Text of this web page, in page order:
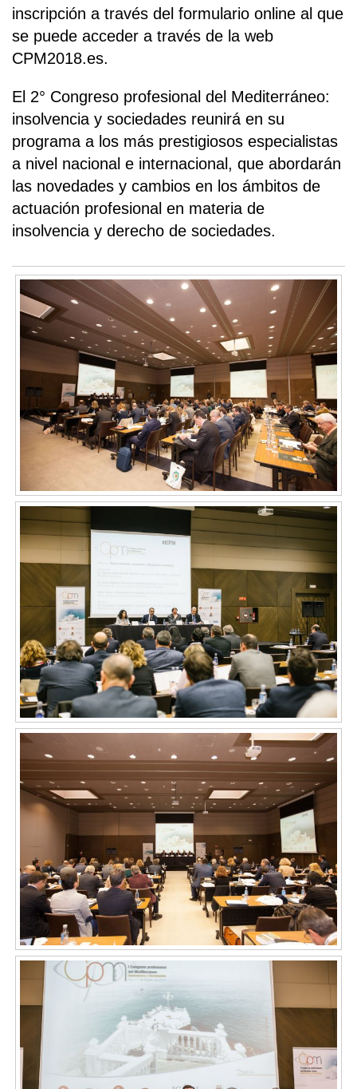
inscripción a través del formulario online al que
se puede acceder a través de la web
CPM2018.es.
El 2° Congreso profesional del Mediterráneo:
insolvencia y sociedades reunirá en su
programa a los más prestigiosos especialistas
a nivel nacional e internacional, que abordarán
las novedades y cambios en los ámbitos de
actuación profesional en materia de
insolvencia y derecho de sociedades.